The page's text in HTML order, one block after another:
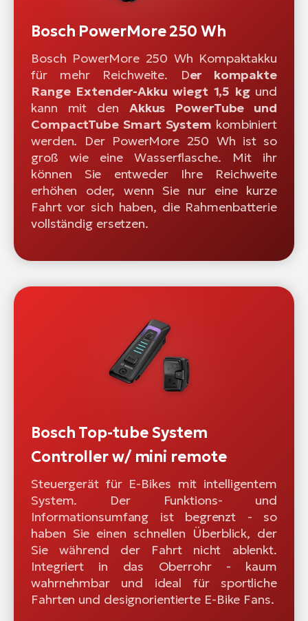
Bosch PowerMore 250 Wh
Bosch PowerMore 250 Wh Kompaktakku
für mehr Reichweite. Der kompakte
Range Extender-Akku wiegt 1,5 kg und
kann mit den Akkus PowerTube und
CompactTube Smart System kombiniert
werden. Der PowerMore 250 Wh ist so
groß wie eine Wasserflasche. Mit ihr
können Sie entweder Ihre Reichweite
erhöhen oder, wenn Sie nur eine kurze
Fahrt vor sich haben, die Rahmenbatterie
vollständig ersetzen.
Bosch Top-tube System
Controller w/ mini remote
Steuergerät für E-Bikes mit intelligentem
System. Der Funktions- und
Informationsumfang ist begrenzt - so
haben Sie einen schnellen Überblick, der
Sie während der Fahrt nicht ablenkt.
Integriert in das Oberrohr - kaum
wahrnehmbar und ideal für sportliche
Fahrten und designorientierte E-Bike Fans.